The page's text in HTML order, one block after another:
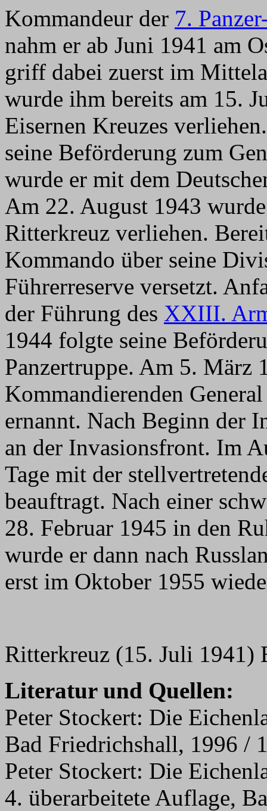
Kommandeur der 7.
nahm er ab Juni 1941 am
griff dabei zuerst im
wurde ihm bereits am 15.
Eisernen Kreuzes
seine Beförderung zum
wurde er mit dem
Am 22. August 1943
Ritterkreuz verliehen.
Kommando über seine
Führerreserve versetzt.
der Führung des XXIII.
1944 folgte seine
Panzertruppe. Am 5. März
Kommandierenden
ernannt. Nach Beginn der
an der Invasionsfront. Im
Tage mit der
beauftragt. Nach einer
28. Februar 1945 in den
wurde er dann nach
erst im Oktober 1955
Ritterkreuz (15. Juli 1941)
Literatur und Quellen:
Peter Stockert: Die
Bad Friedrichshall, 1996 /
Peter Stockert: Die
4. überarbeitete Auflage,